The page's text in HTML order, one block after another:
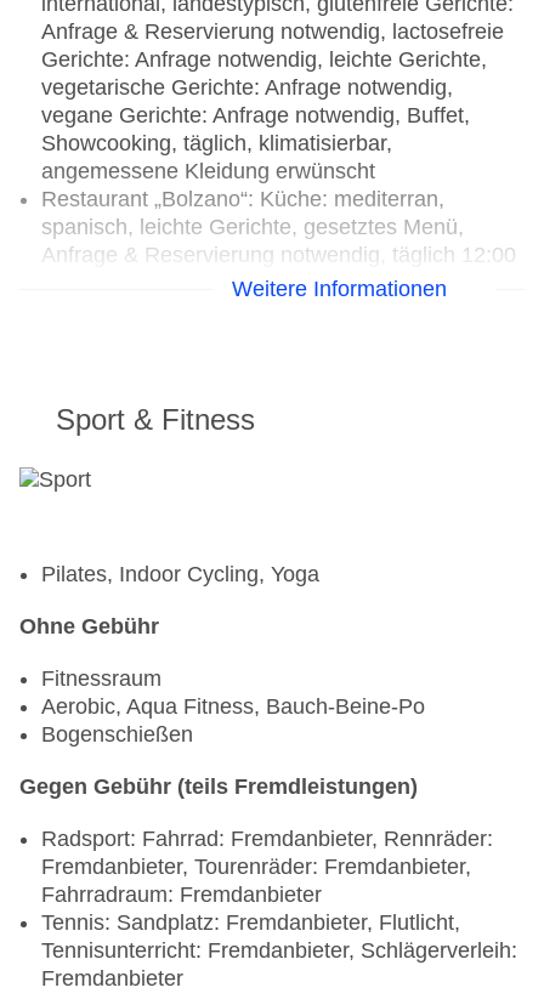
Anfrage & Reservierung notwendig, lactosefreie
Gerichte: Anfrage notwendig, leichte Gerichte,
vegetarische Gerichte: Anfrage notwendig,
vegane Gerichte: Anfrage notwendig, Buffet,
Showcooking, täglich, klimatisierbar,
angemessene Kleidung erwünscht
Restaurant „Bolzano“: Küche: mediterran,
spanisch, leichte Gerichte, gesetztes Menü,
Anfrage & Reservierung notwendig, täglich 12:00
Uhr - 15:30 Uhr, mehrmals pro Woche 18:30 Uhr
Gerichte, gesetztes Menü, Reservierung
Essenszeiten am Abend, klimatisierbar,
Snack Bar „Pizzeria Bolzano“
Salonbar „Lobby Bar“: täglich
Poolbar Outdoor „Pool Bar“: täglich
Weitere Informationen
Sport & Fitness
Pilates, Indoor Cycling, Yoga
Ohne Gebühr
Fitnessraum
Aerobic, Aqua Fitness, Bauch-Beine-Po
Bogenschießen
Gegen Gebühr (teils Fremdleistungen)
Radsport: Fahrrad: Fremdanbieter, Rennräder:
Fremdanbieter, Tourenräder: Fremdanbieter,
Fahrradraum: Fremdanbieter
Tennis: Sandplatz: Fremdanbieter, Flutlicht,
Tennisunterricht: Fremdanbieter, Schlägerverleih:
Fremdanbieter